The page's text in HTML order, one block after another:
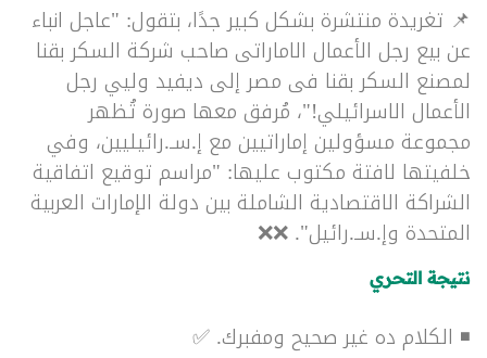
📌 تغريدة منتشرة بشكل كبير جدًا، بتقول: "عاجل انباء
عن بيع رجل الأعمال الاماراتى صاحب شركة السكر بقنا
لمصنع السكر بقنا فى مصر إلى ديفيد وليي رجل
الأعمال الاسرائيلي!"، مُرفق معها صورة تُظهر
مجموعة مسؤولين إماراتيين مع إ.سـ.رائيليين، وفي
خلفيتها لافتة مكتوب عليها: "مراسم توقيع اتفاقية
الشراكة الاقتصادية الشاملة بين دولة الإمارات العربية
المتحدة وإ.سـ.رائيل". ❌❌
نتيجة التحري
◾ الكلام ده غير صحيح ومفبرك. ✅